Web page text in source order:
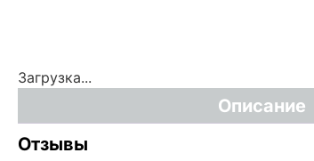
Загрузка...
Описание
Отзывы